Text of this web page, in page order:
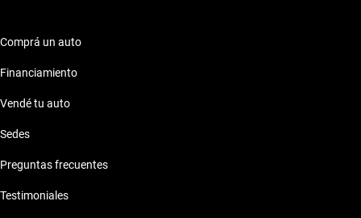
Comprá un auto
Financiamiento
Vendé tu auto
Sedes
Preguntas frecuentes
Testimoniales